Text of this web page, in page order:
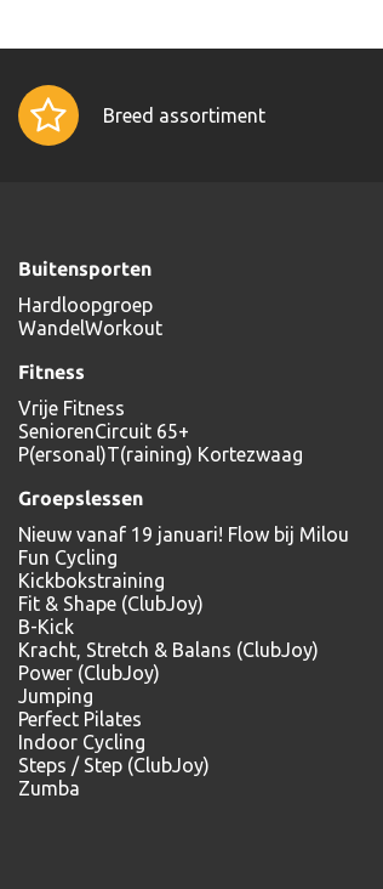
Breed assortiment
Buitensporten
Hardloopgroep
WandelWorkout
Fitness
Vrije Fitness
SeniorenCircuit 65+
P(ersonal)T(raining) Kortezwaag
Groepslessen
Nieuw vanaf 19 januari! Flow bij Milou
Fun Cycling
Kickbokstraining
Fit & Shape (ClubJoy)
B-Kick
Kracht, Stretch & Balans (ClubJoy)
Power (ClubJoy)
Jumping
Perfect Pilates
Indoor Cycling
Steps / Step (ClubJoy)
Zumba